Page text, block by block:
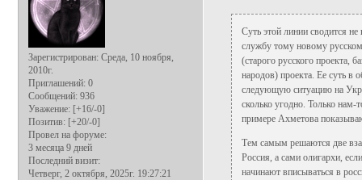
Зарегистрирован: Среда, 10 ноября,
2010г.
Приглашений: 0
Сообщений: 936
Уважение: [+16/-0]
Позитив: [+20/-0]
Провел на форуме:
3 месяца 9 дней
Последний визит:
Четверг, 2 октября, 2025г. 19:27:21
Суть этой линии сводится
службу тому новому
(старого русского проекта,
народов) проекта. Ее суть в
следующую ситуацию на
сколько угодно. Только нам-
примере Ахметова
Тем самым решаются две
Россия, а сами олигархи,
начинают вписываться в